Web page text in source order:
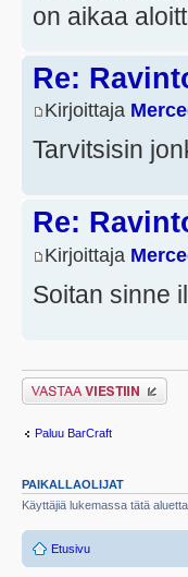
on aikaa
Re:
Kirjoittaja
Tarvitsisin
Re:
Kirjoittaja
Soitan sinne
Lähetä vastaus
Paluu BarCraft
PAIKALLAOLIJAT
Käyttäjiä lukemassa tätä
Etusivu